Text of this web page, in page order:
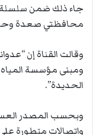
جاء ذلك ضمن سلسلة
محافظتي صعدة
وقالت القناة إن
ومبنى مؤسسة
الحديدة”.
وبحسب المصدر
واتصالات متطورة